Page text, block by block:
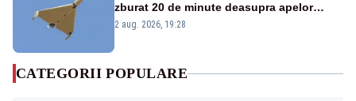
zburat 20 de minute deasupra apelor
României. Au fost ridicate două F-16
2 aug. 2026, 19:28
CATEGORII POPULARE